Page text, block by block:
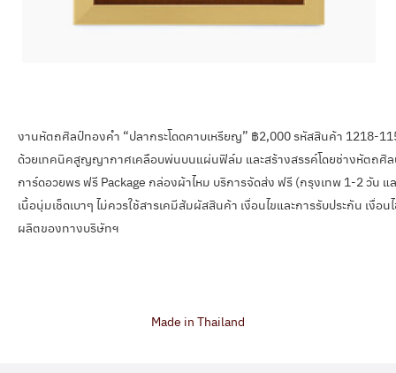
งานหัตถศิลป์ทองคำ “ปลากระโดดคาบเหรียญ” ฿2,000 รหัสสินค้า 1218-
ด้วยเทคนิคสูญญากาศเคลือบพ่นบนแผ่นฟิล์ม และสร้างสรรค์โดยช่างหัตถศิ
การ์ดอวยพร ฟรี Package กล่องผ้าไหม บริการจัดส่ง ฟรี (กรุงเทพ 1-2 วัน
เนื้อนุ่มเช็ดเบาๆ ไม่ควรใช้สารเคมีสัมผัสสินค้า เงื่อนไขและการรับประกัน เ
ผลิตของทางบริษัทฯ
Made in Thailand